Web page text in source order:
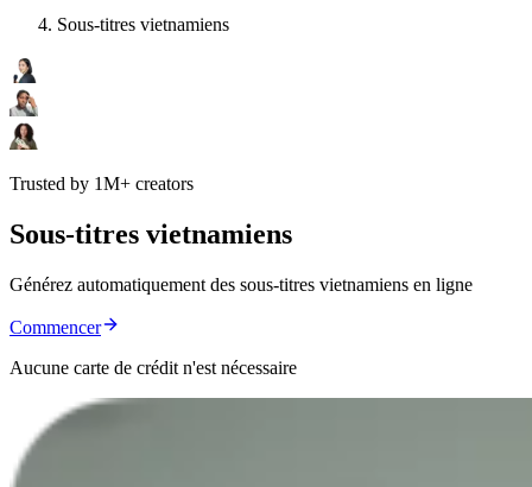
Sous-titres vietnamiens
Trusted by 1M+ creators
Sous-titres vietnamiens
Générez automatiquement des sous-titres vietnamiens en ligne
Commencer
Aucune carte de crédit n'est nécessaire